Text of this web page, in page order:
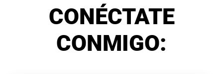
CONÉCTATE
CONMIGO: